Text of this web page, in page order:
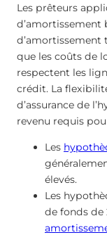
Les prêteurs
d’amortissement
d’amortissement
que les coûts de
respectent les
crédit. La
d’assurance de
revenu requis
Les
élevés.
Les
de fonds de